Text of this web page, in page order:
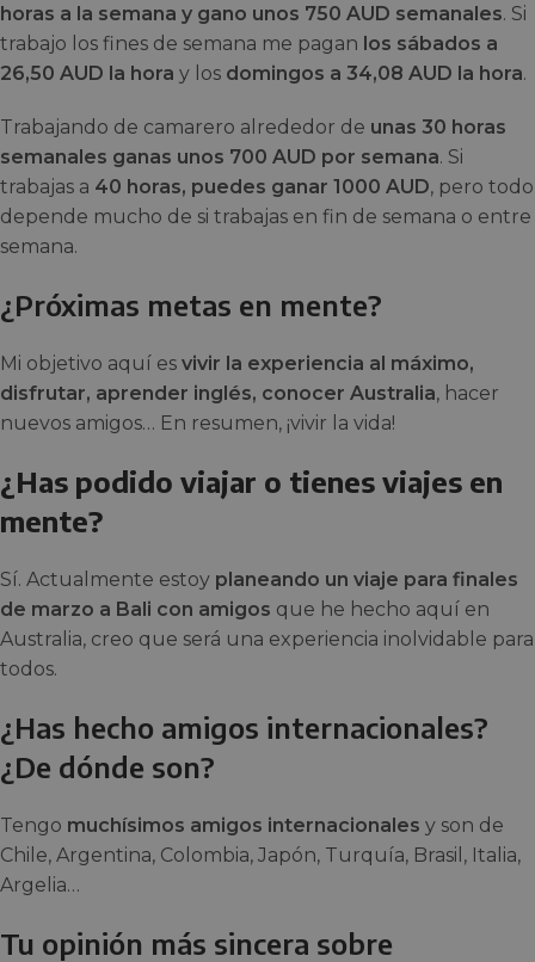
horas a la semana y gano unos 750 AUD semanales. Si
trabajo los fines de semana me pagan los sábados a
26,50 AUD la hora y los domingos a 34,08 AUD la hora.
Trabajando de camarero alrededor de unas 30 horas
semanales ganas unos 700 AUD por semana. Si
trabajas a 40 horas, puedes ganar 1000 AUD, pero todo
depende mucho de si trabajas en fin de semana o entre
semana.
¿Próximas metas en mente?
Mi objetivo aquí es vivir la experiencia al máximo,
disfrutar, aprender inglés, conocer Australia, hacer
nuevos amigos… En resumen, ¡vivir la vida!
¿Has podido viajar o tienes viajes en
mente?
Sí. Actualmente estoy planeando un viaje para finales
de marzo a Bali con amigos que he hecho aquí en
Australia, creo que será una experiencia inolvidable para
todos.
¿Has hecho amigos internacionales?
¿De dónde son?
Tengo muchísimos amigos internacionales y son de
Chile, Argentina, Colombia, Japón, Turquía, Brasil, Italia,
Argelia…
Tu opinión más sincera sobre